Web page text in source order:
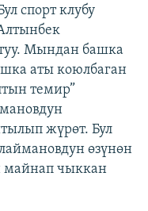
спорт клубу
Мындан башка
аты коюлбаган
темир”
жүрөт. Бул
өзүнөн
майнап чыккан